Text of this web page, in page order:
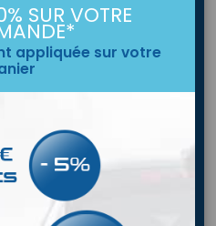
SUR VOTRE
appliquée sur votre